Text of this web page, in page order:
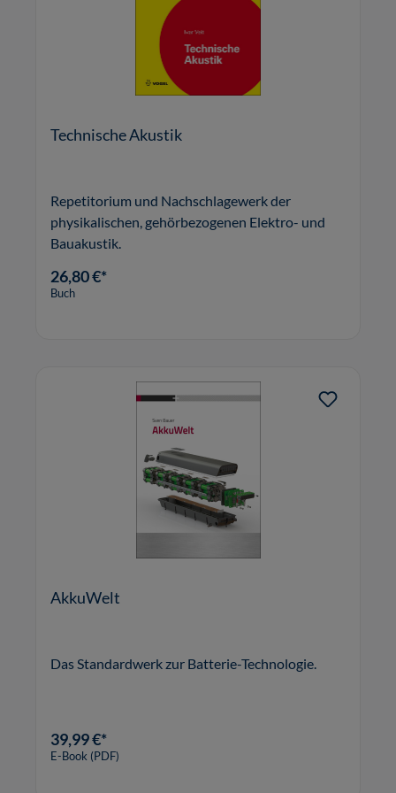
Technische Akustik
Repetitorium und Nachschlagewerk der
physikalischen, gehörbezogenen Elektro- und
Bauakustik.
26,80 €*
Buch
AkkuWelt
Das Standardwerk zur Batterie-Technologie.
39,99 €*
E-Book (PDF)